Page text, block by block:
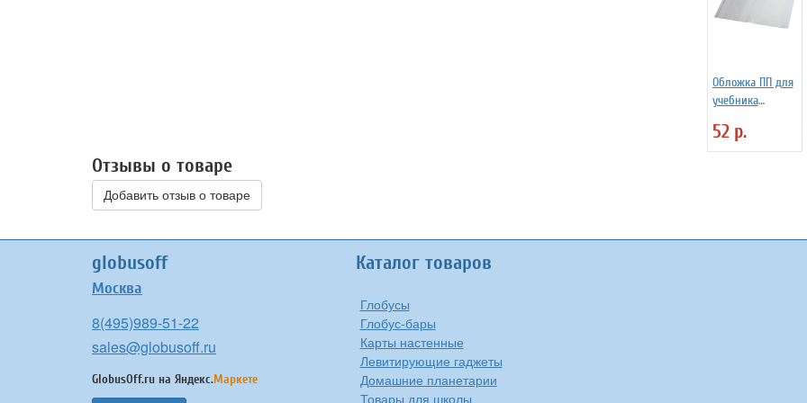
Обложка ПП для
учебника
универсальная,
прозрачная,
52 р.
Отзывы о товаре
Добавить отзыв о товаре
globusoff
Москва
8(495)989-51-22
sales@globusoff.ru
GlobusOff.ru на Яндекс.Маркете
Каталог товаров
Глобусы
Глобус-бары
Карты настенные
Левитирующие гаджеты
Домашние планетарии
Товары для школы